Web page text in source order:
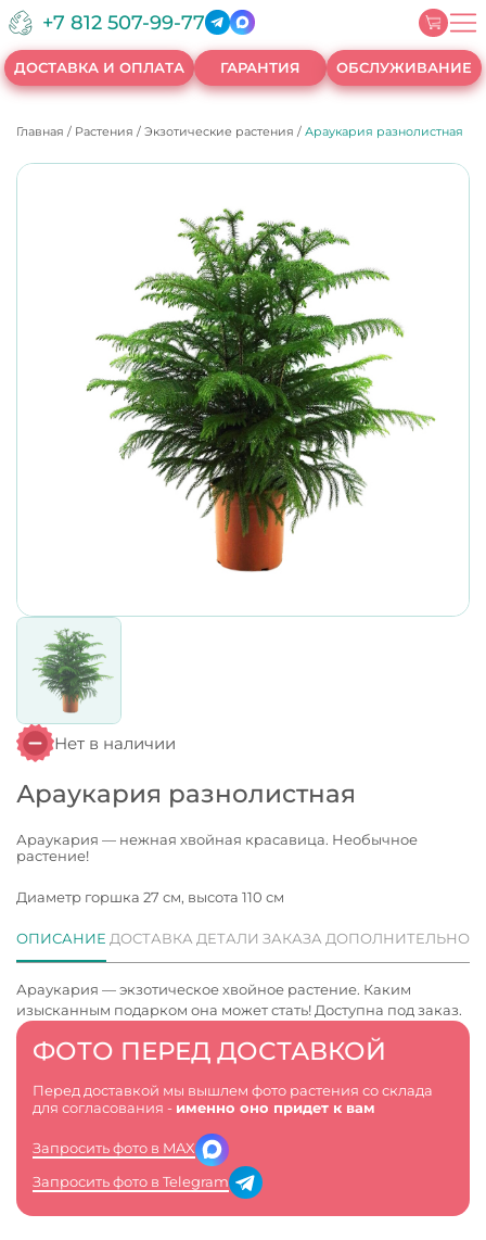
+7 812 507-99-77
ДОСТАВКА И ОПЛАТА ГАРАНТИЯ ОБСЛУЖИВАНИЕ
Главная / Растения /Экзотические растения /Араукария разнолистная
Нет в наличии
Араукария разнолистная
Араукария — нежная хвойная красавица. Необычное
растение!
Диаметр горшка 27 см, высота 110 см
ФОТО ПЕРЕД ДОСТАВКОЙ
Перед доставкой мы вышлем фото растения со склада
для согласования - именно оно придет к вам
Запросить фото в MAX
Запросить фото в Telegram
ОПИСАНИЕ ДОСТАВКА ДЕТАЛИ ЗАКАЗА ДОПОЛНИТЕЛЬНО
Араукария — экзотическое хвойное растение. Каким
изысканным подарком она может стать! Доступна под заказ.